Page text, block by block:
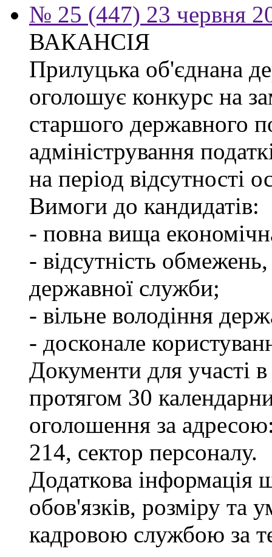
№ 25 (447) 23 червня
ВАКАНСІЯ
Прилуцька об'єднана
оголошує конкурс на
старшого державного
адміністрування
на період відсутності
Вимоги до кандидатів:
- повна вища
- відсутність
державної служби;
- вільне володіння
- досконале
Документи для участі
протягом 30
оголошення за
214, сектор персоналу.
Додаткова інформація
обов'язків, розміру та
кадровою службою за